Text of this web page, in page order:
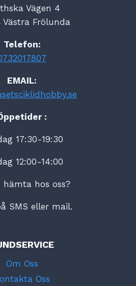
Vägen 4
Västra Frölunda
Telefon:
EMAIL:
:
17:30-19:30
12:00-14:00
hämta hos oss?
SMS eller mail.
Om Oss
Oss